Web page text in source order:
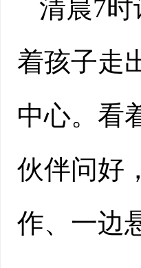
清晨7
着孩子走
中心。看
伙伴问好
作、一边